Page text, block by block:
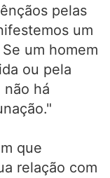
pelas
um
um homem
ou pela
há
que
relação com